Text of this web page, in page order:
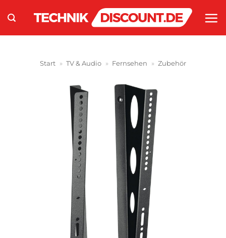
Inhalt
springen
Start » TV & Audio » Fernsehen » Zubehör